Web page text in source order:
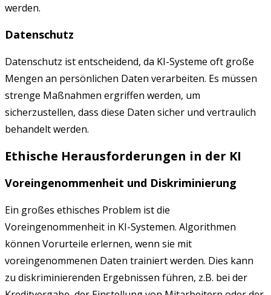
werden.
Datenschutz
Datenschutz ist entscheidend, da KI-Systeme oft große
Mengen an persönlichen Daten verarbeiten. Es müssen
strenge Maßnahmen ergriffen werden, um
sicherzustellen, dass diese Daten sicher und vertraulich
behandelt werden.
Ethische Herausforderungen in der KI
Voreingenommenheit und Diskriminierung
Ein großes ethisches Problem ist die
Voreingenommenheit in KI-Systemen. Algorithmen
können Vorurteile erlernen, wenn sie mit
voreingenommenen Daten trainiert werden. Dies kann
zu diskriminierenden Ergebnissen führen, z.B. bei der